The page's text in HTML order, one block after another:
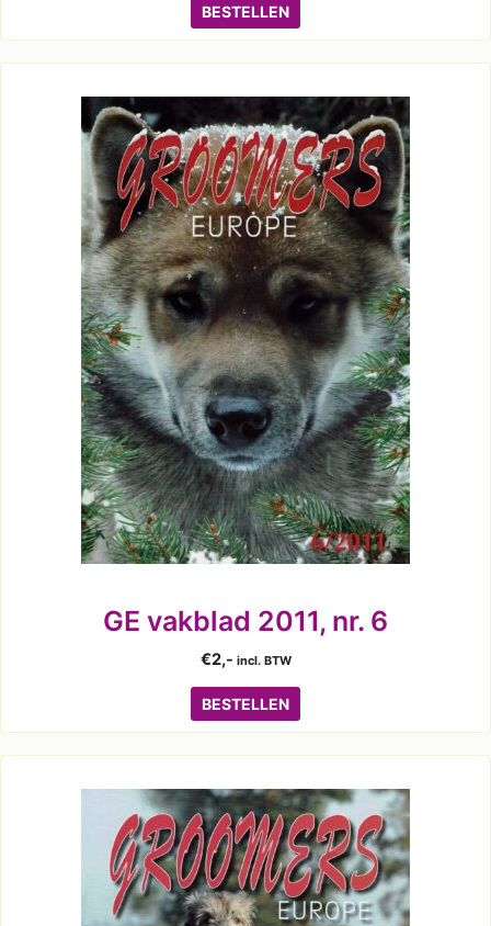
BESTELLEN
GE vakblad 2011, nr. 6
€2,- incl. BTW
BESTELLEN